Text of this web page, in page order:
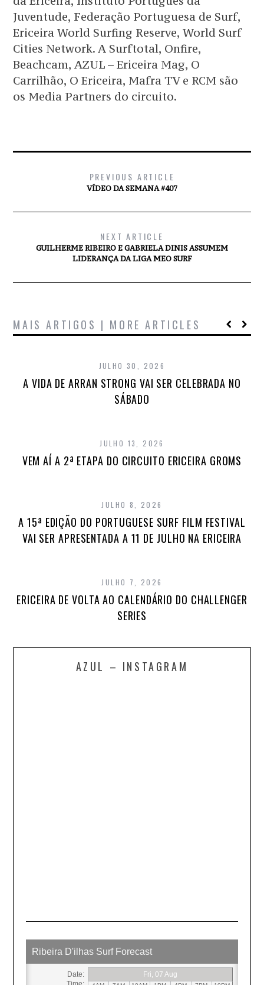
Juventude, Federação Portuguesa de Surf,
Ericeira World Surfing Reserve, World Surf
Cities Network. A Surftotal, Onfire,
Beachcam, AZUL – Ericeira Mag, O
Carrilhão, O Ericeira, Mafra TV e RCM são
os Media Partners do circuito.
PREVIOUS ARTICLE
VÍDEO DA SEMANA #407
NEXT ARTICLE
GUILHERME RIBEIRO E GABRIELA DINIS ASSUMEM
LIDERANÇA DA LIGA MEO SURF
MAIS ARTIGOS | MORE ARTICLES
JULHO 30, 2026
A VIDA DE ARRAN STRONG VAI SER CELEBRADA NO
SÁBADO
JULHO 13, 2026
VEM AÍ A 2ª ETAPA DO CIRCUITO ERICEIRA GROMS
JULHO 8, 2026
A 15ª EDIÇÃO DO PORTUGUESE SURF FILM FESTIVAL
VAI SER APRESENTADA A 11 DE JULHO NA ERICEIRA
JULHO 7, 2026
ERICEIRA DE VOLTA AO CALENDÁRIO DO CHALLENGER
SERIES
AZUL – INSTAGRAM